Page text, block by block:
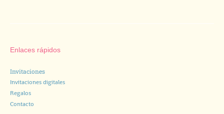
Enlaces rápidos
Invitaciones
Invitaciones digitales
Regalos
Contacto